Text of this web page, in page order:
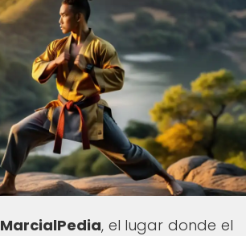
MarcialPedia, el lugar donde el